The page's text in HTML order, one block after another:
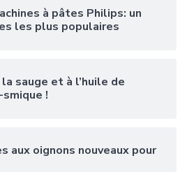
à pâtes Philips: un
les plus populaires
sauge et à l’huile de
!
aux oignons nouveaux pour